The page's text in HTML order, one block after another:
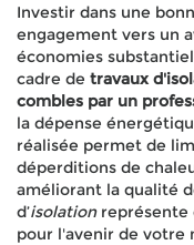
Investir dans une
engagement vers un
économies
cadre de travaux
combles par un
la dépense
réalisée permet de
déperditions de
améliorant la qualité
d’isolationreprésente
pour l'avenir de votre